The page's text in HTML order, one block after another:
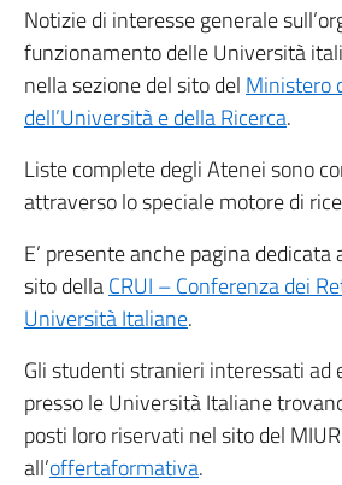
Notizie di interesse generale
funzionamento delle Università
nella sezione del sito del Ministero
dell’Università e della Ricerca.
Liste complete degli Atenei sono
attraverso lo speciale motore di
E’ presente anche pagina
sito dellaCRUI – Conferenza dei
Università Italiane.
Gli studenti stranieri interessati ad
presso le Università Italiane
posti loro riservati nel sito del
all’offertaformativa.